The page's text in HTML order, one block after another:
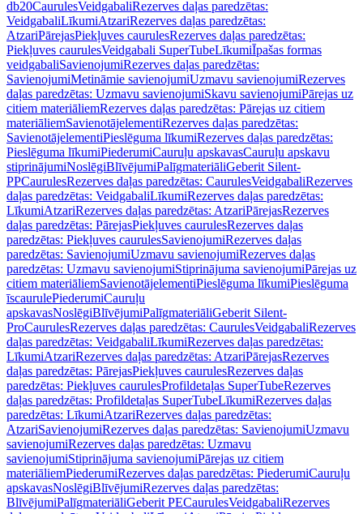
db20CaurulesVeidgabaliRezerves daļas paredzētas:
VeidgabaliLīkumiAtzariRezerves daļas paredzētas:
AtzariPārejasPiekļuves caurulesRezerves daļas paredzētas:
Piekļuves caurulesVeidgabali SuperTubeLīkumiĪpašas formas
veidgabaliSavienojumiRezerves daļas paredzētas:
SavienojumiMetināmie savienojumiUzmavu savienojumiRezerves
daļas paredzētas: Uzmavu savienojumiSkavu savienojumiPārejas uz
citiem materiāliemRezerves daļas paredzētas: Pārejas uz citiem
materiāliemSavienotājelementiRezerves daļas paredzētas:
SavienotājelementiPieslēguma līkumiRezerves daļas paredzētas:
Pieslēguma līkumiPiederumiCauruļu apskavasCauruļu apskavu
stiprinājumiNoslēgiBlīvējumiPalīgmateriāliGeberit Silent-
PPCaurulesRezerves daļas paredzētas: CaurulesVeidgabaliRezerves
daļas paredzētas: VeidgabaliLīkumiRezerves daļas paredzētas:
LīkumiAtzariRezerves daļas paredzētas: AtzariPārejasRezerves
daļas paredzētas: PārejasPiekļuves caurulesRezerves daļas
paredzētas: Piekļuves caurulesSavienojumiRezerves daļas
paredzētas: SavienojumiUzmavu savienojumiRezerves daļas
paredzētas: Uzmavu savienojumiStiprinājuma savienojumiPārejas uz
citiem materiāliemSavienotājelementiPieslēguma līkumiPieslēguma
īscaurulePiederumiCauruļu
apskavasNoslēgiBlīvējumiPalīgmateriāliGeberit Silent-
ProCaurulesRezerves daļas paredzētas: CaurulesVeidgabaliRezerves
daļas paredzētas: VeidgabaliLīkumiRezerves daļas paredzētas:
LīkumiAtzariRezerves daļas paredzētas: AtzariPārejasRezerves
daļas paredzētas: PārejasPiekļuves caurulesRezerves daļas
paredzētas: Piekļuves caurulesProfildetaļas SuperTubeRezerves
daļas paredzētas: Profildetaļas SuperTubeLīkumiRezerves daļas
paredzētas: LīkumiAtzariRezerves daļas paredzētas:
AtzariSavienojumiRezerves daļas paredzētas: SavienojumiUzmavu
savienojumiRezerves daļas paredzētas: Uzmavu
savienojumiStiprinājuma savienojumiPārejas uz citiem
materiāliemPiederumiRezerves daļas paredzētas: PiederumiCauruļu
apskavasNoslēgiBlīvējumiRezerves daļas paredzētas:
BlīvējumiPalīgmateriāliGeberit PECaurulesVeidgabaliRezerves